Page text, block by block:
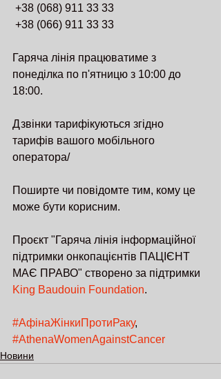
+38 (068) 911 33 33
+38 (066) 911 33 33
Гаряча лінія працюватиме з
понеділка по п'ятницю з 10:00 до
18:00.
Дзвінки тарифікуються згідно
тарифів вашого мобільного
оператора/
Поширте чи повідомте тим, кому це
може бути корисним.
Проєкт "Гаряча лінія інформаційної
підтримки онкопацієнтів ПАЦІЄНТ
МАЄ ПРАВО" створено за підтримки
King Baudouin Foundation.
#АфінаЖінкиПротиРаку,
#AthenaWomenAgainstCancer
Новини